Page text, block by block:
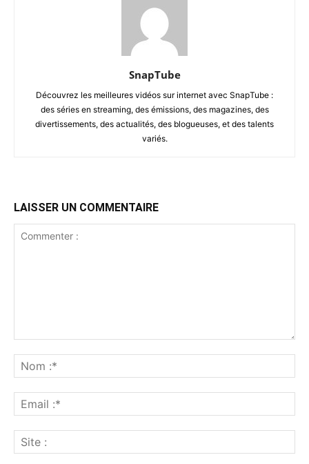
SnapTube
Découvrez les meilleures vidéos sur internet avec SnapTube :
des séries en streaming, des émissions, des magazines, des
divertissements, des actualités, des blogueuses, et des talents
variés.
LAISSER UN COMMENTAIRE